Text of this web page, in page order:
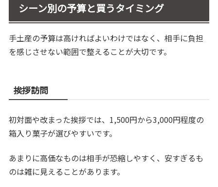
シーン別の予算と買うタイミング
手土産の予算は高ければよいわけではなく、相手に負担
を感じさせない範囲で整えることが大切です。
挨拶訪問
初対面や改まった挨拶では、1,500円から3,000円程度の
箱入り菓子が選びやすいです。
あまりに高価なものは相手が恐縮しやすく、安すぎるも
のは雑に見えることがあります。